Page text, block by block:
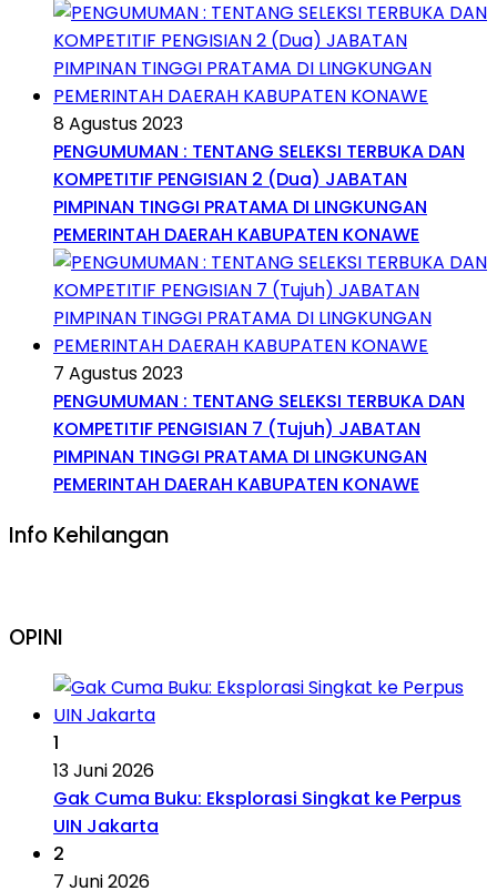
8 Agustus 2023
PENGUMUMAN : TENTANG SELEKSI TERBUKA DAN
KOMPETITIF PENGISIAN 2 (Dua) JABATAN
PIMPINAN TINGGI PRATAMA DI LINGKUNGAN
PEMERINTAH DAERAH KABUPATEN KONAWE
7 Agustus 2023
PENGUMUMAN : TENTANG SELEKSI TERBUKA DAN
KOMPETITIF PENGISIAN 7 (Tujuh) JABATAN
PIMPINAN TINGGI PRATAMA DI LINGKUNGAN
PEMERINTAH DAERAH KABUPATEN KONAWE
Info Kehilangan
OPINI
1
13 Juni 2026
Gak Cuma Buku: Eksplorasi Singkat ke Perpus
UIN Jakarta
2
7 Juni 2026